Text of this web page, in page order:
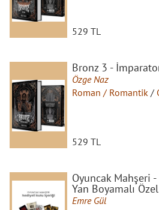
529 TL
Bronz 3 -
Özge Naz
Roman / Romantik /
529 TL
Oyuncak Mahşeri
Yan Boyamalı
Emre Gül